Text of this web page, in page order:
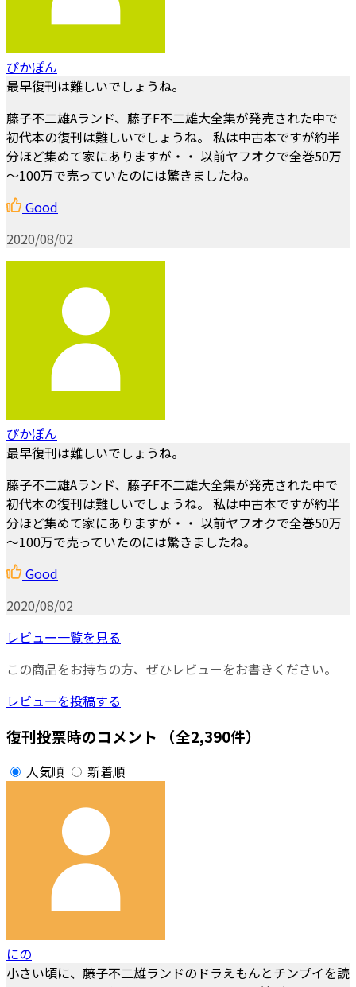
ぴかぽん
最早復刊は難しいでしょうね。
藤子不二雄Aランド、藤子F不二雄大全集が発売された中で
初代本の復刊は難しいでしょうね。 私は中古本ですが約半
分ほど集めて家にありますが・・ 以前ヤフオクで全巻50万
～100万で売っていたのには驚きましたね。
Good
2020/08/02
ぴかぽん
最早復刊は難しいでしょうね。
藤子不二雄Aランド、藤子F不二雄大全集が発売された中で
初代本の復刊は難しいでしょうね。 私は中古本ですが約半
分ほど集めて家にありますが・・ 以前ヤフオクで全巻50万
～100万で売っていたのには驚きましたね。
Good
2020/08/02
レビュー一覧を見る
この商品をお持ちの方、ぜひレビューをお書きください。
レビューを投稿する
復刊投票時のコメント （全2,390件）
人気順 新着順
にの
小さい頃に、藤子不二雄ランドのドラえもんとチンプイを読